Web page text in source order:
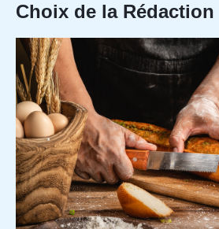
Choix de la Rédaction